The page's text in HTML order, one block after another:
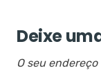
Deixe
O seu